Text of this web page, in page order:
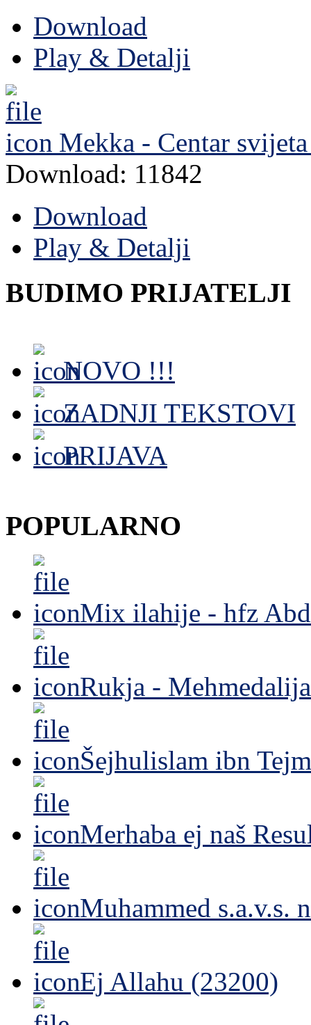
Download
Play & Detalji
Mekka - Centar svijeta
Download: 11842
Download
Play & Detalji
BUDIMO PRIJATELJI
NOVO !!!
ZADNJI TEKSTOVI
PRIJAVA
POPULARNO
Mix ilahije - hfz
Rukja -
Šejhulislam ibn
Merhaba ej naš
Muhammed s.a.v.s.
Ej Allahu (23200)